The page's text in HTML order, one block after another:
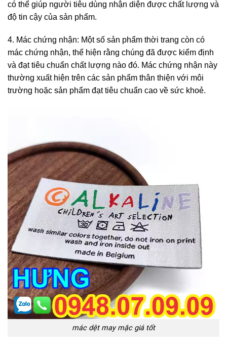
có thể giúp người tiêu dùng nhận diện được chất lượng và
độ tin cậy của sản phẩm.
4. Mác chứng nhận: Một số sản phẩm thời trang còn có
mác chứng nhận, thể hiện rằng chúng đã được kiểm định
và đạt tiêu chuẩn chất lượng nào đó. Mác chứng nhận này
thường xuất hiện trên các sản phẩm thân thiện với môi
trường hoặc sản phẩm đạt tiêu chuẩn cao về sức khoẻ.
mác dệt may mặc giá tốt